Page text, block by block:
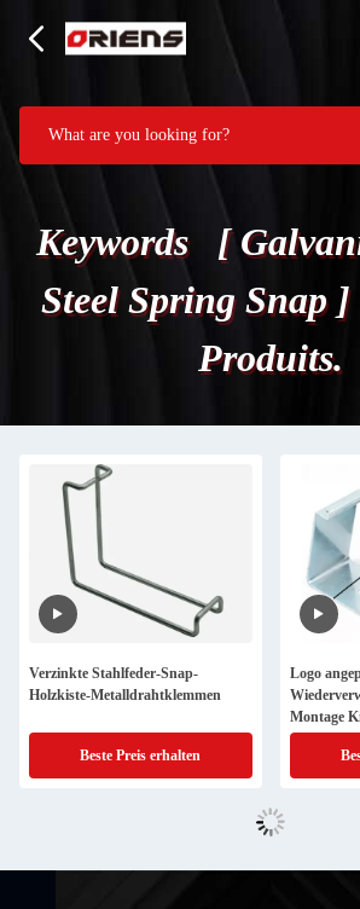
Keywords [
Steel Spring Snap
Produits.
Verzinkte Stahlfeder-Snap-
Holzkiste-Metalldrahtklemmen
Beste Preis erhalten
Logo
Montage
Snap Kiste